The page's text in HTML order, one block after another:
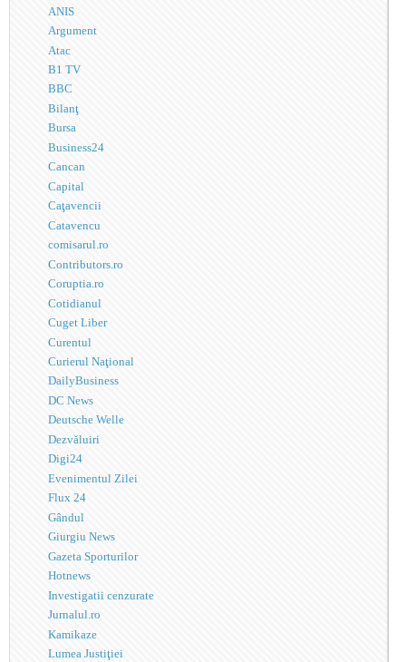
ANIS
Argument
Atac
B1 TV
BBC
Bilanţ
Bursa
Business24
Cancan
Capital
Caţavencii
Catavencu
comisarul.ro
Contributors.ro
Coruptia.ro
Cotidianul
Cuget Liber
Curentul
Curierul Naţional
DailyBusiness
DC News
Deutsche Welle
Dezvăluiri
Digi24
Evenimentul Zilei
Flux 24
Gândul
Giurgiu News
Gazeta Sporturilor
Hotnews
Investigatii cenzurate
Jurnalul.ro
Kamikaze
Lumea Justiţiei